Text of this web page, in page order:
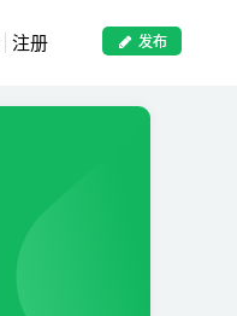
发布
注册